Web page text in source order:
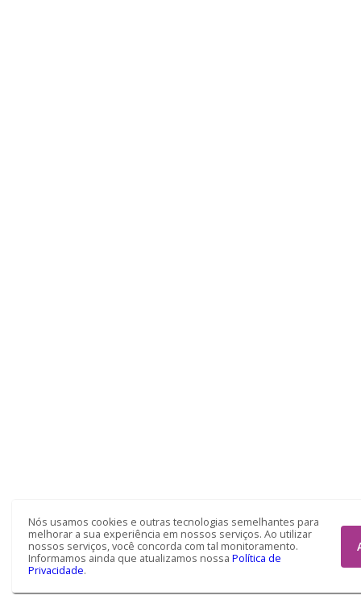
Nós usamos cookies e outras tecnologias semelhantes para
melhorar a sua experiência em nossos serviços. Ao utilizar
nossos serviços, você concorda com tal monitoramento.
Informamos ainda que atualizamos nossa Política de
Privacidade.